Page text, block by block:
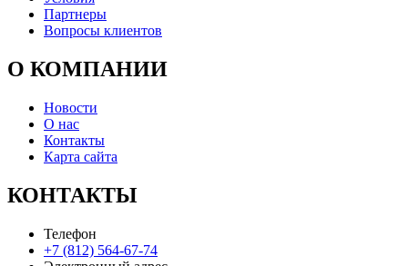
Партнеры
Вопросы клиентов
О КОМПАНИИ
Новости
О нас
Контакты
Карта сайта
КОНТАКТЫ
Телефон
+7 (812) 564-67-74